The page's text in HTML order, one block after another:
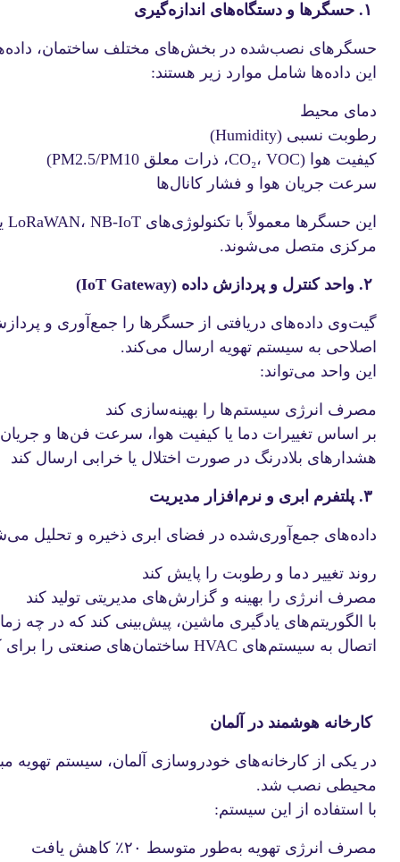
حسگرهای نصب‌شده در بخش‌های مختلف ساختمان،
این داده‌ها شامل موارد زیر هستند:
دمای محیط
رطوبت نسبی (Humidity)
کیفیت هوا (CO₂، VOC، ذرات معلق PM2.5/PM10)
سرعت جریان هوا و فشار کانال‌ها
مرکزی متصل می‌شوند.
گیت‌وی داده‌های دریافتی از حسگرها را جمع‌آوری و
اصلاحی به سیستم تهویه ارسال می‌کند.
این واحد می‌تواند:
مصرف انرژی سیستم‌ها را بهینه‌سازی کند
بر اساس تغییرات دما یا کیفیت هوا، سرعت فن‌ها و جریان
هشدارهای بلادرنگ در صورت اختلال یا خرابی ارسال کند
داده‌های جمع‌آوری‌شده در فضای ابری ذخیره و تحلیل
روند تغییر دما و رطوبت را پایش کند
مصرف انرژی را بهینه و گزارش‌های مدیریتی تولید کند
با الگوریتم‌های یادگیری ماشین، پیش‌بینی کند که در چه
اتصال به سیستم‌های HVAC ساختمان‌های صنعتی را برای کنترل خودکار فراهم کند
کارخانه هوشمند در آلمان
محیطی نصب شد.
با استفاده از این سیستم:
مصرف انرژی تهویه به‌طور متوسط ۲۰٪ کاهش یافت